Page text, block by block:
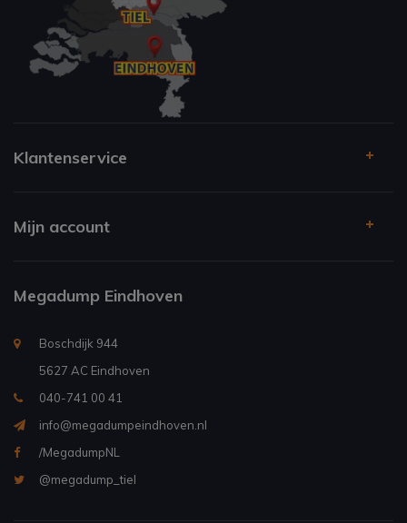
Klantenservice
Mijn account
Megadump Eindhoven
Boschdijk 944
5627 AC Eindhoven
040-741 00 41
info@megadumpeindhoven.nl
/MegadumpNL
@megadump_tiel